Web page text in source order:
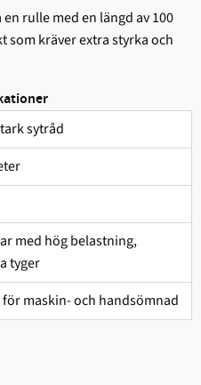
rulle med en längd av 100
som kräver extra styrka och
sytråd
med hög belastning,
tyger
maskin- och handsömnad